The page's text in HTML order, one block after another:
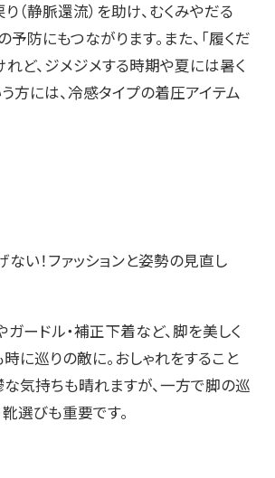
（静脈還流）を助け、むくみやだる
予防にもつながります。また、「履くだ
ど、ジメジメする時期や夏には暑く
う方には、冷感タイプの着圧アイテム
い！ファッションと姿勢の見直し
ードル・補正下着など、脚を美しく
に巡りの敵に。おしゃれをすること
気持ちも晴れますが、一方で脚の巡
選びも重要です。